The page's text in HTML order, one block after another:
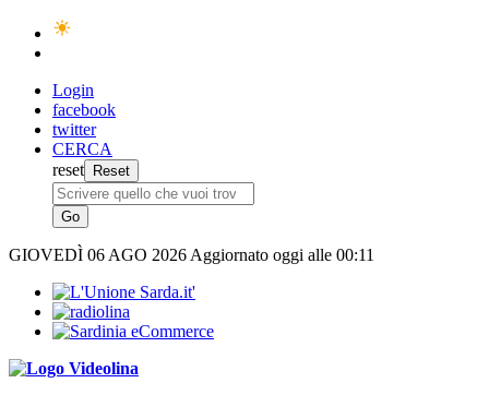
Login
facebook
twitter
CERCA
reset
GIOVEDÌ 06 AGO 2026 Aggiornato oggi alle 00:11